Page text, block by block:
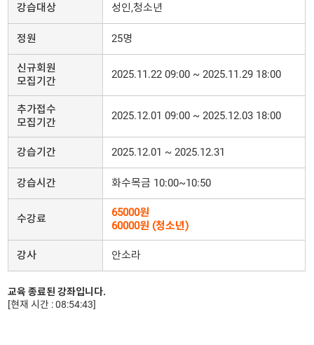
강습대상 성인,청소년
정원 25명
신규회원
모집기간
2025.11.22 09:00 ~ 2025.11.29 18:00
추가접수
모집기간
2025.12.01 09:00 ~ 2025.12.03 18:00
강습기간 2025.12.01 ~ 2025.12.31
강습시간 화수목금 10:00~10:50
수강료
65000원
60000원 (청소년)
강사 안소라
교육 종료된 강좌입니다.
[현재 시간 : 08:54:43]